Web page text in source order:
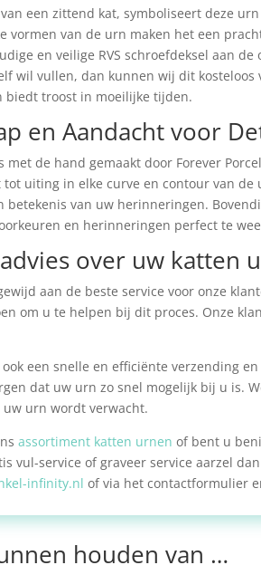
een zittend kat, symboliseert deze
vormen van de urn maken het een
en veilige RVS schroefdeksel aan
wil vullen, dan kunnen wij dit
biedt troost in moeilijke tijden.
en Aandacht voor
met de hand gemaakt door Forever
uiting in elke curve en contour van
betekenis van uw herinneringen.
en herinneringen perfect te
over uw katten
aan de beste service voor onze
om u te helpen bij dit proces. Onze
een snelle en efficiënte verzending
dat uw urn zo snel mogelijk bij u is.
urn wordt verwacht.
assortiment katten urnen of bent u
vul-service of graveer service aarzel
infinity.nl of via het contactformulier
houden van …